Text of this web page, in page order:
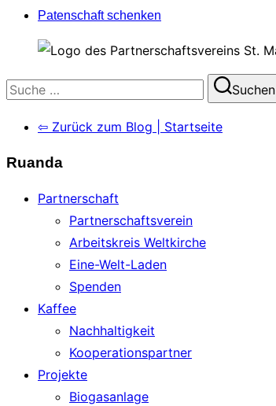
Patenschaft schenken
Suchen
Suchen
⇦ Zurück zum Blog | Startseite
Ruanda
Partnerschaft
Partnerschaftsverein
Arbeitskreis Weltkirche
Eine-Welt-Laden
Spenden
Kaffee
Nachhaltigkeit
Kooperationspartner
Projekte
Biogasanlage